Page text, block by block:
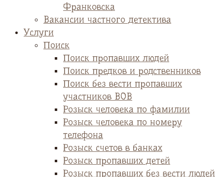
Франковска
Вакансии частного детектива
Услуги
Поиск
Поиск пропавших людей
Поиск предков и родственников
Поиск без вести пропавших
участников ВОВ
Розыск человека по фамилии
Розыск человека по номеру
телефона
Розыск счетов в банках
Розыск пропавших детей
Розыск пропавших без вести людей